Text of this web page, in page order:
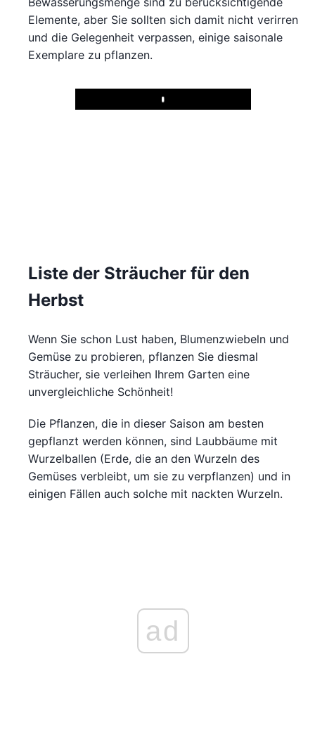
Elemente, aber Sie sollten sich damit nicht verirren
und die Gelegenheit verpassen, einige saisonale
Exemplare zu pflanzen.
Play
Liste der Sträucher für den
Herbst
Wenn Sie schon Lust haben, Blumenzwiebeln und
Gemüse zu probieren, pflanzen Sie diesmal
Sträucher, sie verleihen Ihrem Garten eine
unvergleichliche Schönheit!
Die Pflanzen, die in dieser Saison am besten
gepflanzt werden können, sind Laubbäume mit
Wurzelballen (Erde, die an den Wurzeln des
Gemüses verbleibt, um sie zu verpflanzen) und in
einigen Fällen auch solche mit nackten Wurzeln.
ad